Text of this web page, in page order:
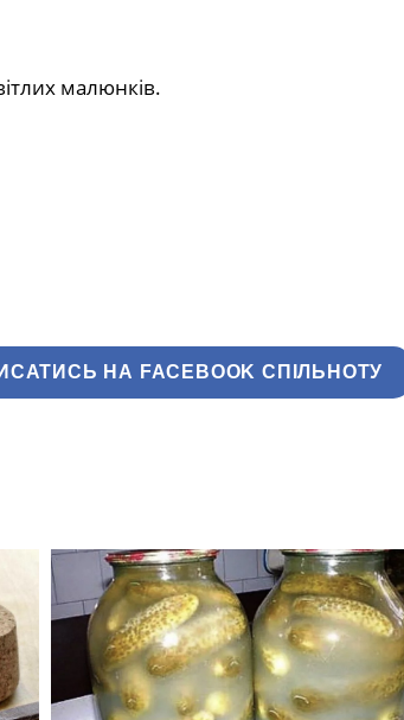
малюнків.
НА FACEBOOK СПІЛЬНОТУ